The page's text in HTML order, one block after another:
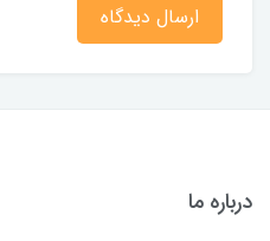
ارسال دیدگاه
درباره ما